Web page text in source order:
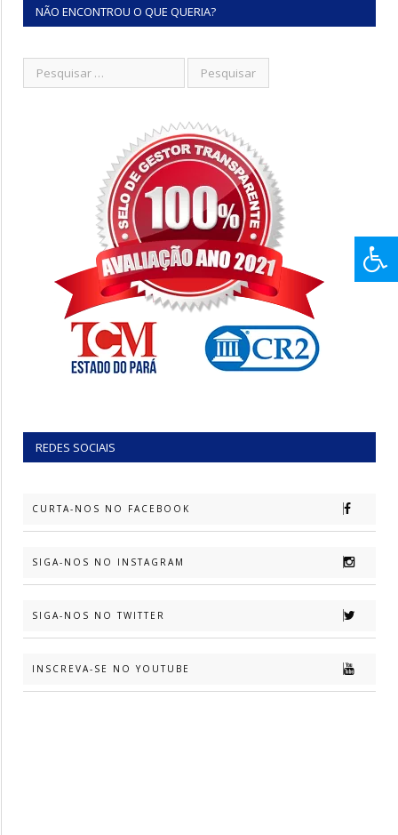
NÃO ENCONTROU O QUE QUERIA?
REDES SOCIAIS
CURTA-NOS NO FACEBOOK
SIGA-NOS NO INSTAGRAM
SIGA-NOS NO TWITTER
INSCREVA-SE NO YOUTUBE